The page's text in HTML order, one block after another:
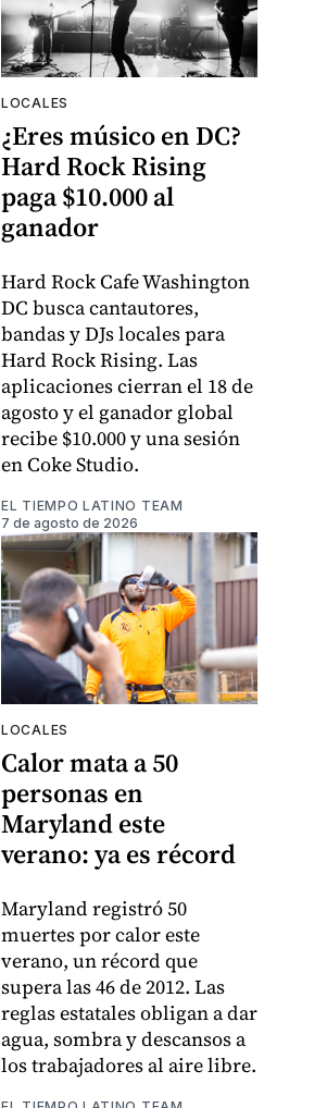
LOCALES
¿Eres músico en DC?
Hard Rock Rising
paga $10.000 al
ganador
Hard Rock Cafe Washington
DC busca cantautores,
bandas y DJs locales para
Hard Rock Rising. Las
aplicaciones cierran el 18 de
agosto y el ganador global
recibe $10.000 y una sesión
en Coke Studio.
EL TIEMPO LATINO TEAM
7 de agosto de 2026
LOCALES
Calor mata a 50
personas en
Maryland este
verano: ya es récord
Maryland registró 50
muertes por calor este
verano, un récord que
supera las 46 de 2012. Las
reglas estatales obligan a dar
agua, sombra y descansos a
los trabajadores al aire libre.